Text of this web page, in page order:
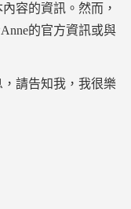
容的資訊。然而，
的官方資訊或與
請告知我，我很樂